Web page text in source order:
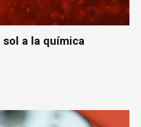
a la química